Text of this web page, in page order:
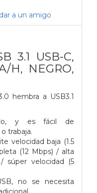
a un amigo
3.1 USB-C,
H, NEGRO,
hembra a USB3.1
y es fácil de
trabaja.
velocidad baja (1.5
(12 Mbps) / alta
súper velocidad (5
no se necesita